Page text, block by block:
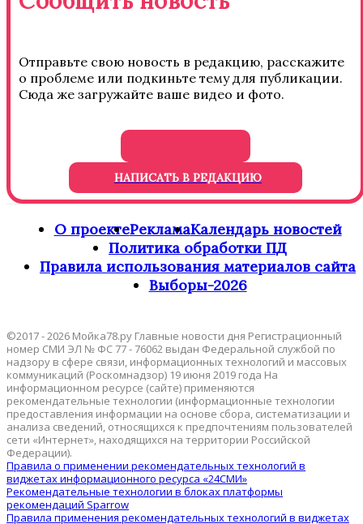
Отправьте свою новость в редакцию, расскажите
о проблеме или подкиньте тему для публикации.
Сюда же загружайте ваше видео и фото.
НАПИСАТЬ В РЕДАКЦИЮ
О проектеРекламаКалендарь новостей
Политика обработки ПД
Правила использования материалов сайта
Выборы-2026
©2017 - 2026 Мойка78.ру Главные новости дня Регистрационный
номер СМИ ЭЛ № ФС 77 - 76062 выдан Федеральной службой по
надзору в сфере связи, информационных технологий и массовых
коммуникаций (Роскомнадзор) 19 июня 2019 года На
информационном ресурсе (сайте) применяются
рекомендательные технологии (информационные технологии
предоставления информации на основе сбора, систематизации и
анализа сведений, относящихся к предпочтениям пользователей
сети «Интернет», находящихся на территории Российской
Федерации).
Правила о применении рекомендательных технологий в
виджетах информационного ресурса «24СМИ»
Рекомендательные технологии в блоках платформы
рекомендаций Sparrow
Правила применения рекомендательных технологий в виджетах